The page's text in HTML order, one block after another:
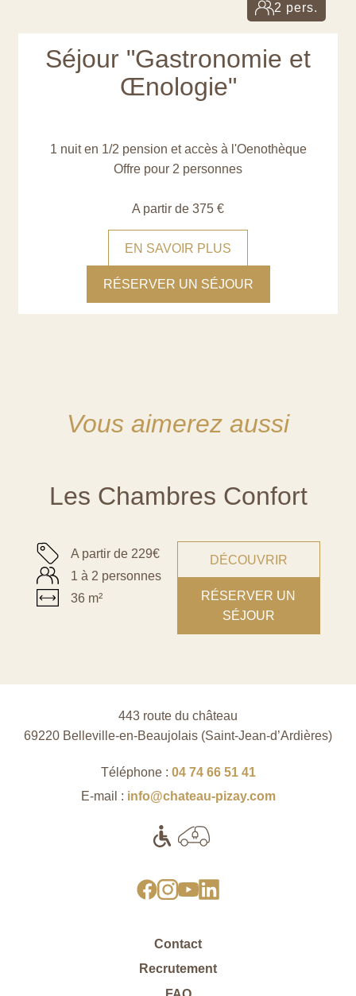
2 pers.
Séjour "Gastronomie et
Œnologie"
1 nuit en 1/2 pension et accès à l'Oenothèque
Offre pour 2 personnes
A partir de 375 €
EN SAVOIR PLUS
RÉSERVER UN SÉJOUR
Vous aimerez aussi
Les Chambres Confort
A partir de 229€
1 à 2 personnes
36 m²
DÉCOUVRIR
RÉSERVER UN
SÉJOUR
443 route du château
69220 Belleville-en-Beaujolais (Saint‑Jean‑d’Ardières)
Téléphone : 04 74 66 51 41
E-mail : info@chateau-pizay.com
Contact
Recrutement